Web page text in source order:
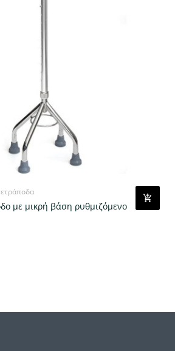
με μικρή βάση ρυθμιζόμενο